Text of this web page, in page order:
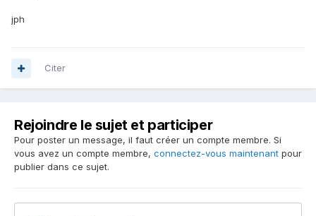
jph
Citer
Rejoindre le sujet et participer
Pour poster un message, il faut créer un compte membre. Si
vous avez un compte membre, connectez-vous maintenant pour
publier dans ce sujet.